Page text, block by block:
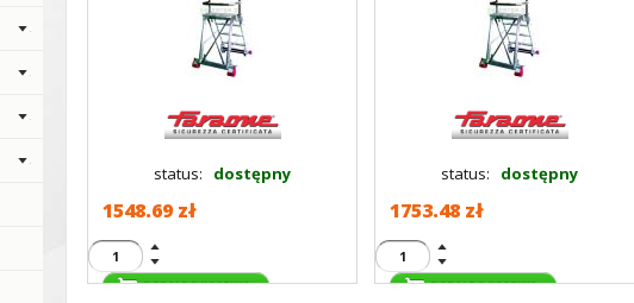
status: dostępny
1548.69 zł
status: dostępny
1753.48 zł